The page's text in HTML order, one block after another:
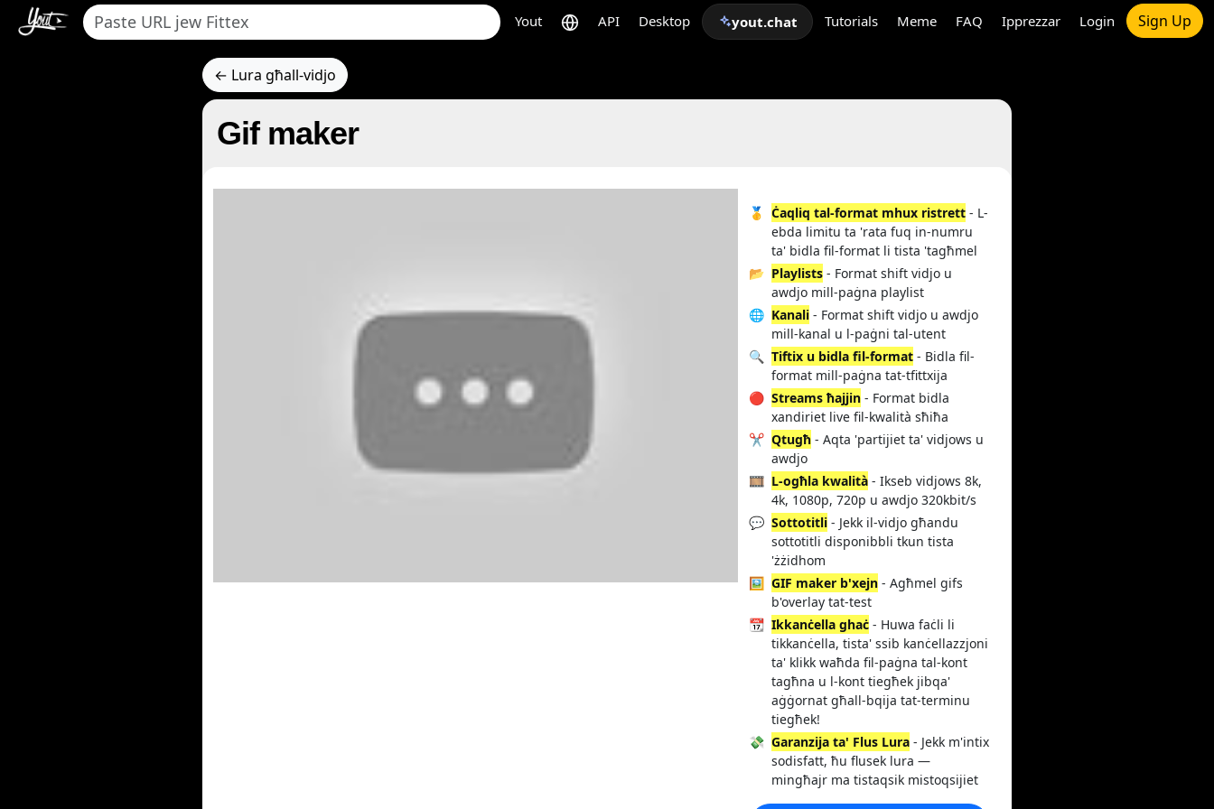
Yout API Desktop yout.chat Tutorials Meme FAQ Ipprezzar Login Sign Up
← Lura għall-vidjo
Gif maker
🥇 Ċaqliq tal-format mhux ristrett - L-
ebda limitu ta 'rata fuq in-numru
ta' bidla fil-format li tista 'tagħmel
📂 Playlists - Format shift vidjo u
awdjo mill-paġna playlist
🌐 Kanali - Format shift vidjo u awdjo
mill-kanal u l-paġni tal-utent
🔍 Tiftix u bidla fil-format - Bidla fil-
format mill-paġna tat-tfittxija
🔴 Streams ħajjin - Format bidla
xandiriet live fil-kwalità sħiħa
✂️ Qtugħ - Aqta 'partijiet ta' vidjows u
awdjo
🎞️ L-ogħla kwalità - Ikseb vidjows 8k,
4k, 1080p, 720p u awdjo 320kbit/s
💬 Sottotitli - Jekk il-vidjo għandu
sottotitli disponibbli tkun tista
'żżidhom
🖼️ GIF maker b'xejn - Agħmel gifs
b'overlay tat-test
📆 Ikkanċella ghaċ - Huwa faċli li
tikkanċella, tista' ssib kanċellazzjoni
ta' klikk waħda fil-paġna tal-kont
tagħna u l-kont tiegħek jibqa'
aġġornat għall-bqija tat-terminu
tiegħek!
💸 Garanzija ta' Flus Lura - Jekk m'intix
sodisfatt, ħu flusek lura —
mingħajr ma tistaqsik mistoqsijiet